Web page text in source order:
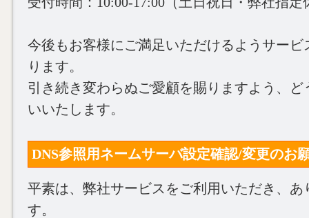
今後もお客様にご満足いただけるようサービ
ります。
引き続き変わらぬご愛顧を賜りますよう、ど
いいたします。
DNS参照用ネームサーバ設定確認/変更のお
平素は、弊社サービスをご利用いただき、あ
す。